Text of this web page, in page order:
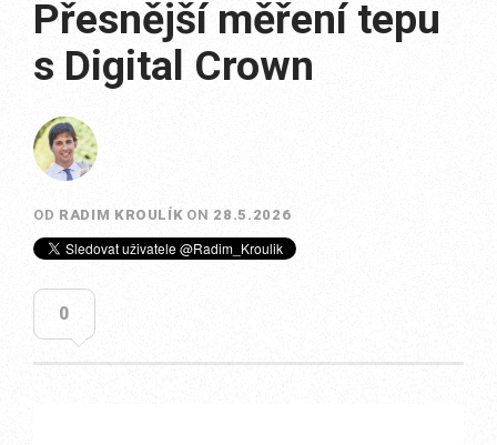
Přesnější měření tepu
s Digital Crown
OD RADIM KROULÍK ON 28.5.2026
0